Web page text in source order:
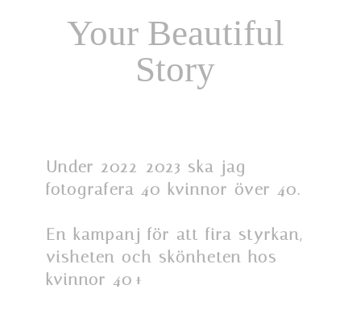
Under 2022-2023 ska jag
fotografera 40 kvinnor över 40.
En kampanj för att fira styrkan,
visheten och skönheten hos
kvinnor 40+
Your Beautiful
Story